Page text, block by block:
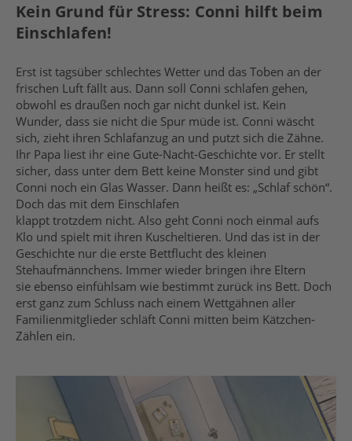
Kein Grund für Stress: Conni hilft beim
Einschlafen!
Erst ist tagsüber schlechtes Wetter und das Toben an der
frischen Luft fällt aus. Dann soll Conni schlafen gehen,
obwohl es draußen noch gar nicht dunkel ist. Kein
Wunder, dass sie nicht die Spur müde ist. Conni wäscht
sich, zieht ihren Schlafanzug an und putzt sich die Zähne.
Ihr Papa liest ihr eine Gute-Nacht-Geschichte vor. Er stellt
sicher, dass unter dem Bett keine Monster sind und gibt
Conni noch ein Glas Wasser. Dann heißt es: „Schlaf schön“.
Doch das mit dem Einschlafen
klappt trotzdem nicht. Also geht Conni noch einmal aufs
Klo und spielt mit ihren Kuscheltieren. Und das ist in der
Geschichte nur die erste Bettflucht des kleinen
Stehaufmännchens. Immer wieder bringen ihre Eltern
sie ebenso einfühlsam wie bestimmt zurück ins Bett. Doch
erst ganz zum Schluss nach einem Wettgähnen aller
Familienmitglieder schläft Conni mitten beim Kätzchen-
Zählen ein.